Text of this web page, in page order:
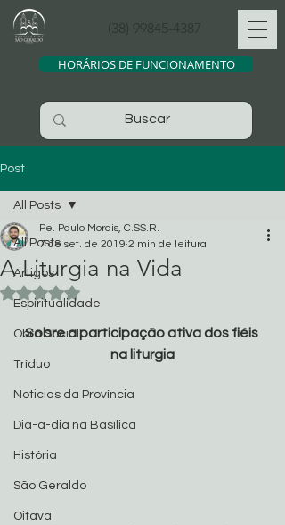
(38) 99845-4387
HORÁRIOS DE FUNCIONAMENTO
Post
All Posts
Artigos
Espiritualidade
Obra Social
Tríduo
Noticias da Província
Dia-a-dia na Basílica
História
São Geraldo
Oitava
All Posts
A Liturgia na Vida
Pe. Paulo Morais, C.SS.R.
7 de set. de 2019 2 min de leitura
Avaliado com NaN de 5 estrelas.
Sobre a participação ativa dos fiéis
na liturgia